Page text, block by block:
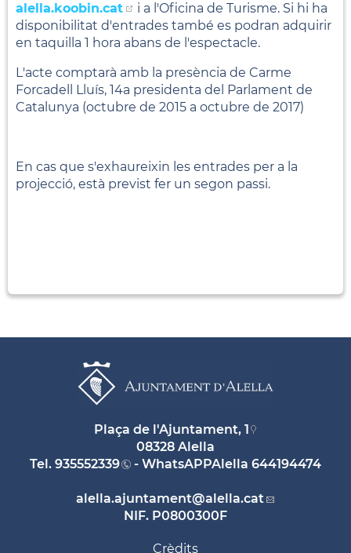
alella.koobin.cat
i a l'Oficina de Turisme. Si hi ha
disponibilitat d'entrades també es podran adquirir
en taquilla 1 hora abans de l'espectacle.
L'acte comptarà amb la presència de Carme
Forcadell Lluís, 14a presidenta del Parlament de
Catalunya (octubre de 2015 a octubre de 2017)
En cas que s'exhaureixin les entrades per a la
projecció, està previst fer un segon passi.
Plaça de l'Ajuntament, 1
08328 Alella
Tel. 935552339 - WhatsAPPAlella 644194474
alella.ajuntament@alella.cat
NIF. P0800300F
Crèdits